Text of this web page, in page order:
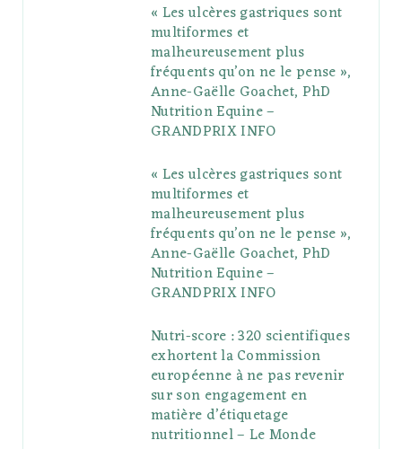
e
P
l
s
g
r
a
m
r
e
s
r
« Les ulcères gastriques sont
multiformes et
malheureusement plus
fréquents qu’on ne le pense »,
Anne-Gaëlle Goachet, PhD
Nutrition Equine –
GRANDPRIX INFO
« Les ulcères gastriques sont
multiformes et
malheureusement plus
fréquents qu’on ne le pense »,
Anne-Gaëlle Goachet, PhD
Nutrition Equine –
GRANDPRIX INFO
Nutri-score : 320 scientifiques
exhortent la Commission
européenne à ne pas revenir
sur son engagement en
matière d’étiquetage
nutritionnel – Le Monde